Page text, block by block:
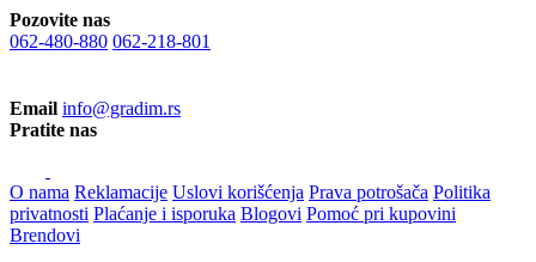
Pozovite nas
062-480-880 062-218-801
Email info@gradim.rs
Pratite nas
O nama Reklamacije Uslovi korišćenja Prava potrošača Politika
privatnosti Plaćanje i isporuka Blogovi Pomoć pri kupovini
Brendovi